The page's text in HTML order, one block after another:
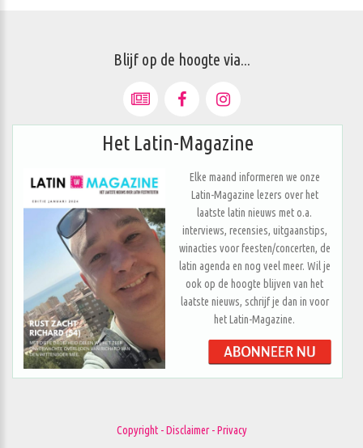
Blijf op de hoogte via...
Het Latin-Magazine
Elke maand informeren we onze
Latin-Magazine lezers over het
laatste latin nieuws met o.a.
interviews, recensies, uitgaanstips,
winacties voor feesten/concerten, de
latin agenda en nog veel meer. Wil je
ook op de hoogte blijven van het
laatste nieuws, schrijf je dan in voor
het Latin-Magazine.
Copyright - Disclaimer - Privacy